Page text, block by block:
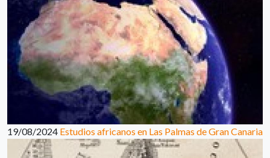
19/08/2024 Estudios africanos en Las Palmas de Gran Canaria